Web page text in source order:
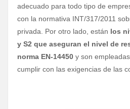
adecuado para todo tipo de
con la normativa INT/317/2011
privada. Por otro lado, están los
y S2 que aseguran el nivel de
norma EN-14450y son
cumplir con las exigencias de las